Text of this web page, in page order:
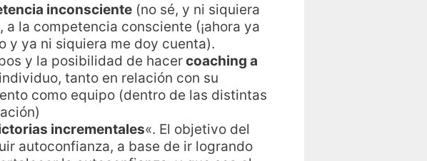
inconsciente (no sé, y ni siquiera
la competencia consciente (¡ahora ya
y ya ni siquiera me doy cuenta).
y la posibilidad de hacercoaching a
tanto en relación con su
como equipo (dentro de las distintas
incrementales«. El objetivo del
autoconfianza, a base de ir logrando